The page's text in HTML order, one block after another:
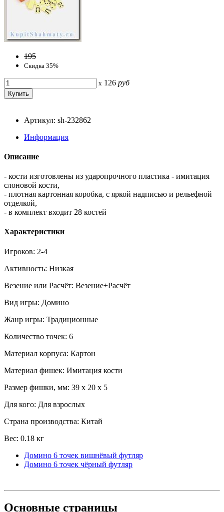
195
Скидка 35%
x 126 руб
Артикул: sh-232862
Информация
Описание
- кости изготовлены из ударопрочного пластика - имитация
слоновой кости,
- плотная картонная коробка, с яркой надписью и рельефной
отделкой,
- в комплект входит 28 костей
Характеристики
Игроков: 2-4
Активность: Низкая
Везение или Расчёт: Везение+Расчёт
Вид игры: Домино
Жанр игры: Традиционные
Количество точек: 6
Материал корпуса: Картон
Материал фишек: Имитация кости
Размер фишки, мм: 39 x 20 x 5
Для кого: Для взрослых
Страна производства: Китай
Вес: 0.18 кг
Домино 6 точек вишнёвый футляр
Домино 6 точек чёрный футляр
Основные страницы